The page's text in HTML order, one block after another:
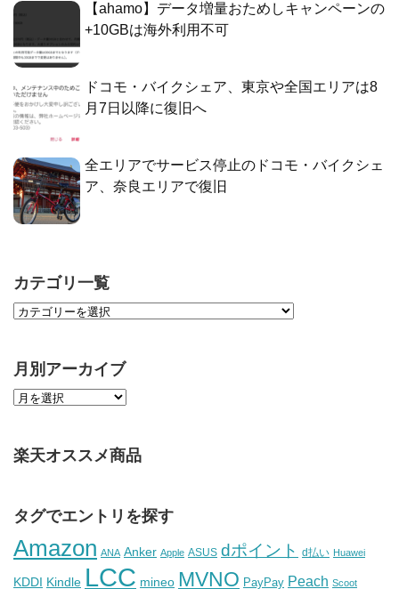
【ahamo】データ増量おためしキャンペーンの
+10GBは海外利用不可
ドコモ・バイクシェア、東京や全国エリアは8
月7日以降に復旧へ
全エリアでサービス停止のドコモ・バイクシェ
ア、奈良エリアで復旧
カテゴリ一覧
月別アーカイブ
楽天オススメ商品
タグでエントリを探す
Amazon ANA Anker Apple ASUS dポイント d払い Huawei
KDDI Kindle LCC mineo MVNO PayPay Peach Scoot